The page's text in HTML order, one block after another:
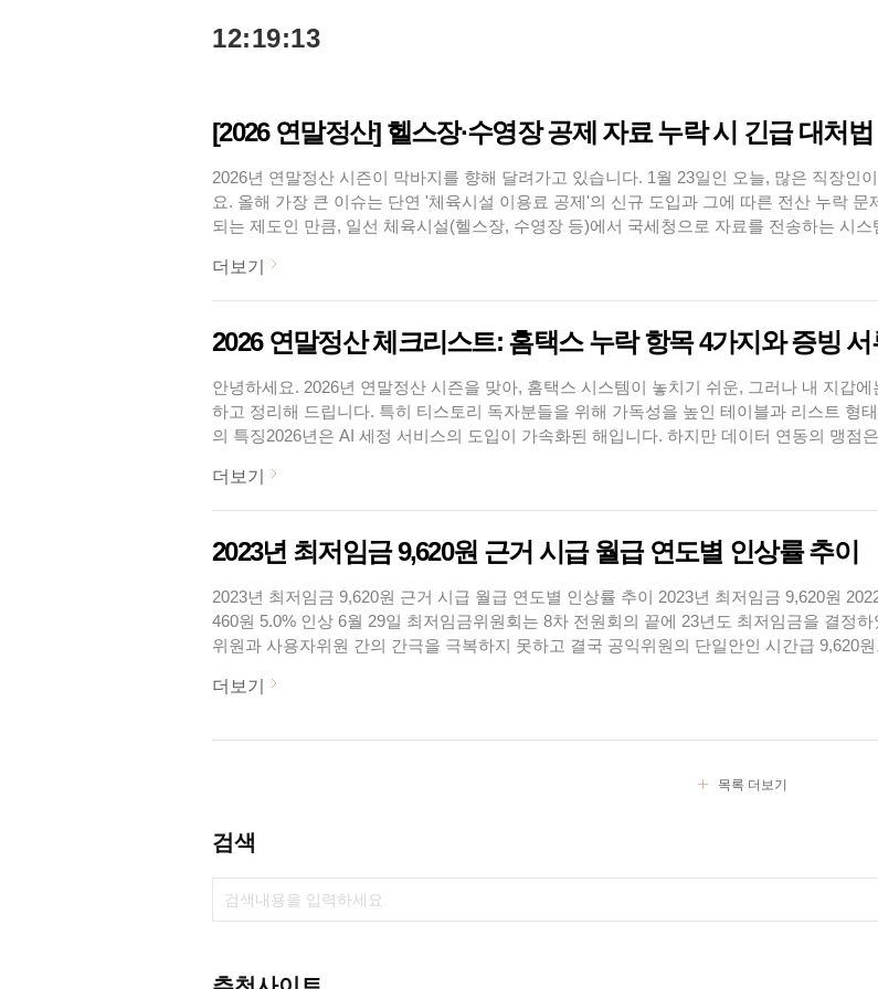
12:19:13
[2026 연말정산] 헬스장·수영장 공제 자료 누락 시 긴급 대처법
2026년 연말정산 시즌이 막바지를 향해 달려가고 있습니다. 1월 23일인 오늘, 많은 직장인
요. 올해 가장 큰 이슈는 단연 '체육시설 이용료 공제'의 신규 도입과 그에 따른 전산 누락
되는 제도인 만큼, 일선 체육시설(헬스장, 수영장 등)에서 국세청으로 자료를 전송하는 시
야 할 일다음 주면 회사 내부 시스템이 닫힙니다. 주말을 편안하게 보내기 위해 오늘 반드시
더보기
2026 연말정산 체크리스트: 홈택스 누락 항목 4가지와 증빙 서
안녕하세요. 2026년 연말정산 시즌을 맞아, 홈택스 시스템이 놓치기 쉬운, 그러나 내 지갑
하고 정리해 드립니다. 특히 티스토리 독자분들을 위해 가독성을 높인 테이블과 리스트 형
의 특징2026년은 AI 세정 서비스의 도입이 가속화된 해입니다. 하지만 데이터 연동의 맹점
서비스 vs 수동 제출 필요 항목 비교구분항목누락 사유필수 증빙 서류의료비안경/렌즈, 보
더보기
2023년 최저임금 9,620원 근거 시급 월급 연도별 인상률 추이
2023년 최저임금 9,620원 근거 시급 월급 연도별 인상률 추이 2023년 최저임금 9,620원
460원 5.0% 인상 6월 29일 최저임금위원회는 8차 전원회의 끝에 23년도 최저임금을 결정
위원과 사용자위원 간의 간극을 극복하지 못하고 결국 공익위원의 단일안인 시간급 9,620
로 6월29일(수) 23시 50분에 가결 되었습니다. 2023년 내년에 적용될 최저임금안 시간급은
더보기
목록 더보기
검색